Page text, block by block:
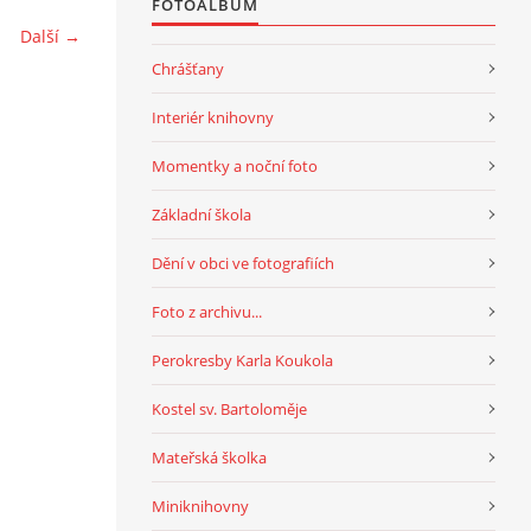
Další →
Chrášťany
Interiér knihovny
Momentky a noční foto
Základní škola
Dění v obci ve fotografiích
Foto z archivu...
Perokresby Karla Koukola
Kostel sv. Bartoloměje
Mateřská školka
Miniknihovny